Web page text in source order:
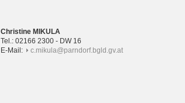
Christine MIKULA
Tel.: 02166 2300 - DW 16
E-Mail:
c.mikula@parndorf.bgld.gv.at